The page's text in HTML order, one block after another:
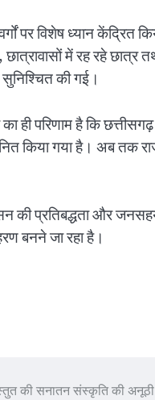
पर विशेष ध्यान केंद्रित
में रह रहे छात्र
की गई।
ही परिणाम है कि
किया गया है। अब तक
की प्रतिबद्धता और
बनने जा रहा है।
की सनातन संस्कृति की